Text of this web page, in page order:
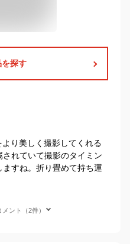
探す
り美しく撮影してくれる
れていて撮影のタイミン
すね。折り畳めて持ち運
ント（2件）